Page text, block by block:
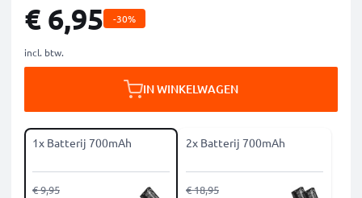
€ 6,95 -30%
incl. btw.
IN WINKELWAGEN
1x Batterij 700mAh
€ 9,95
2x Batterij 700mAh
€ 18,95